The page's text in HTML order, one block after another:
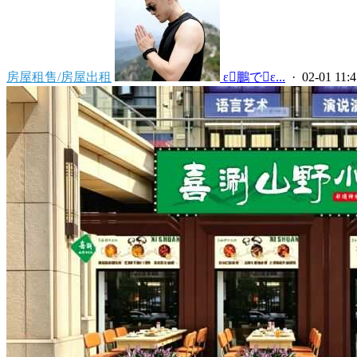
房屋租售/房屋出租  ε鵬でε... · 02-01